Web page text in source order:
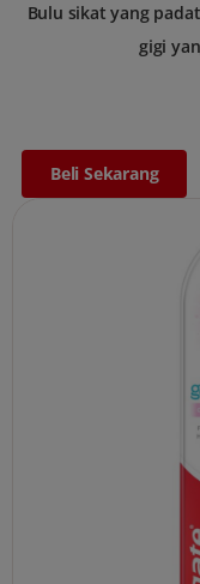
Bulu sikat yang
gigi
Beli Sekarang